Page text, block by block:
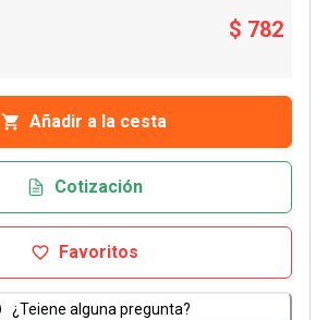
$ 782
Añadir a la cesta
Cotización
Favoritos
¿Teiene alguna pregunta?